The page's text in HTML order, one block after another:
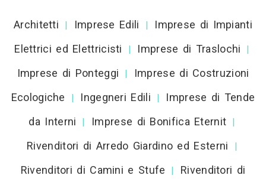
Architetti | Imprese Edili |
Imprese di Impianti
Elettrici ed Elettricisti
| Imprese di Traslochi |
Imprese di Ponteggi |
Imprese di Costruzioni
Ecologiche
| Ingegneri Edili |
Imprese di Tende
da Interni
| Imprese di Bonifica Eternit |
Rivenditori di Arredo Giardino ed Esterni |
Rivenditori di Camini e Stufe |
Rivenditori di